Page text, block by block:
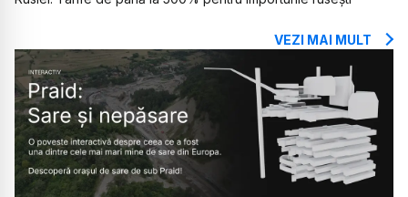
VEZI MAI MULT